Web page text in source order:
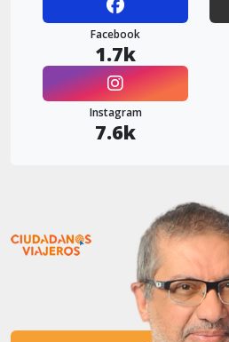
Facebook
1.7k
Instagram
7.6k